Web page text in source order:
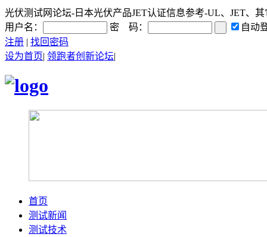
光伏测试网论坛-日本光伏产品JET认证信息参考-UL、JET、
用户名：
密 码：
自动
注册 | 找回密码
设为首页| 领跑者创新论坛|
首页
测试新闻
测试技术